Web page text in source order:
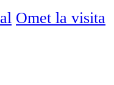
Omet la visita